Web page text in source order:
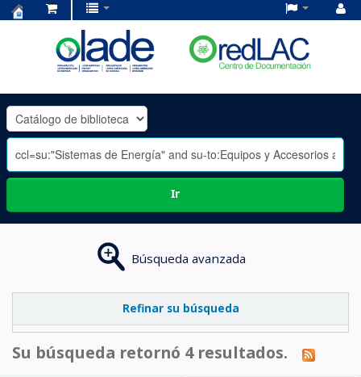
OLADE
-
Ir
Búsqueda avanzada
Refinar su búsqueda
Su búsqueda retornó 4 resultados.